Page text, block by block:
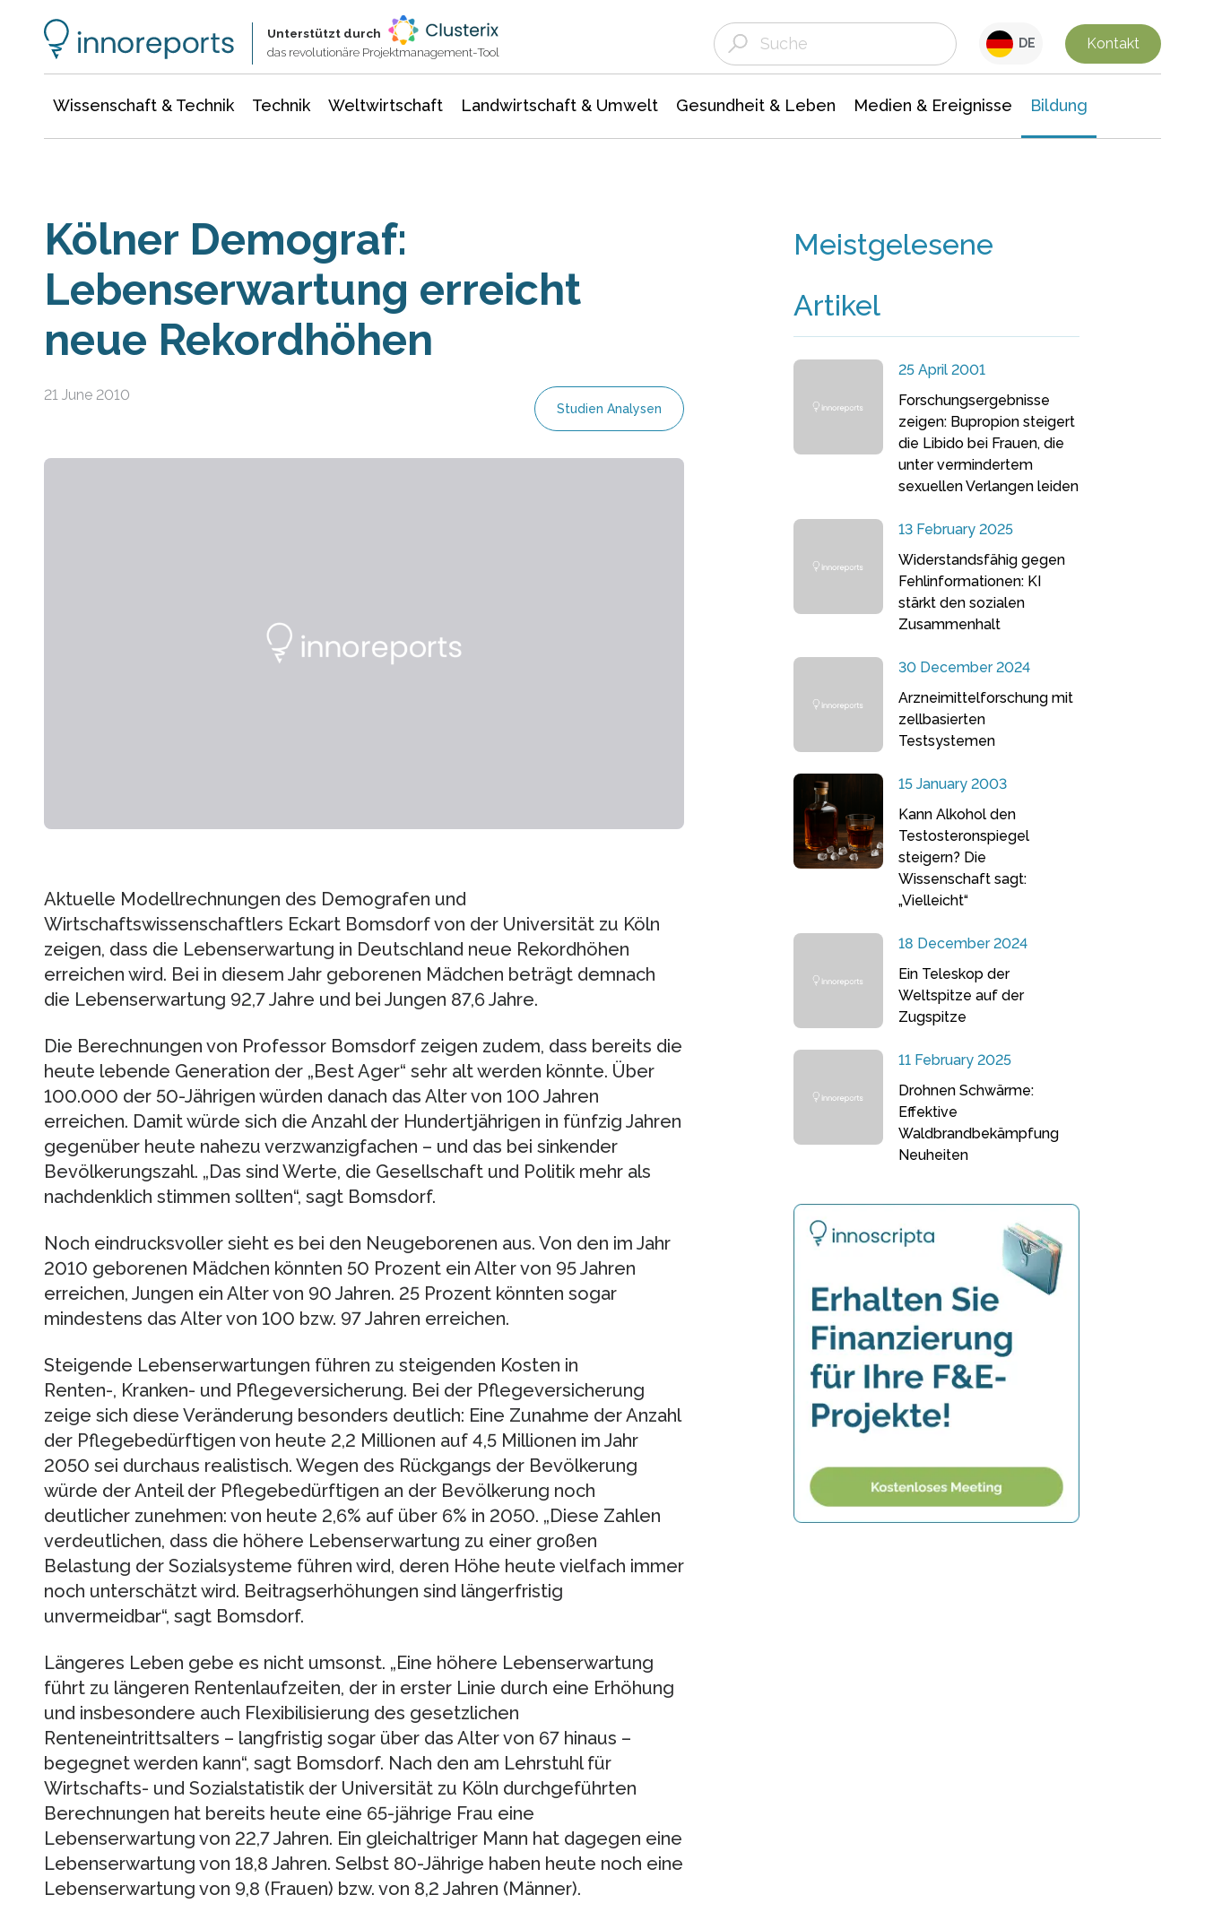
Unterstützt durch
das revolutionäre Projektmanagement-Tool
DE Kontakt
Wissenschaft & Technik Technik Weltwirtschaft Landwirtschaft & Umwelt Gesundheit & Leben Medien & Ereignisse Bildung
Kölner Demograf:
Lebenserwartung erreicht
neue Rekordhöhen
21 June 2010
Studien Analysen
Aktuelle Modellrechnungen des Demografen und
Wirtschaftswissenschaftlers Eckart Bomsdorf von der Universität zu Köln
zeigen, dass die Lebenserwartung in Deutschland neue Rekordhöhen
erreichen wird. Bei in diesem Jahr geborenen Mädchen beträgt demnach
die Lebenserwartung 92,7 Jahre und bei Jungen 87,6 Jahre.
Die Berechnungen von Professor Bomsdorf zeigen zudem, dass bereits die
heute lebende Generation der „Best Ager“ sehr alt werden könnte. Über
100.000 der 50-Jährigen würden danach das Alter von 100 Jahren
erreichen. Damit würde sich die Anzahl der Hundertjährigen in fünfzig Jahren
gegenüber heute nahezu verzwanzigfachen – und das bei sinkender
Bevölkerungszahl. „Das sind Werte, die Gesellschaft und Politik mehr als
nachdenklich stimmen sollten“, sagt Bomsdorf.
Noch eindrucksvoller sieht es bei den Neugeborenen aus. Von den im Jahr
2010 geborenen Mädchen könnten 50 Prozent ein Alter von 95 Jahren
erreichen, Jungen ein Alter von 90 Jahren. 25 Prozent könnten sogar
mindestens das Alter von 100 bzw. 97 Jahren erreichen.
Steigende Lebenserwartungen führen zu steigenden Kosten in
Renten-, Kranken- und Pflegeversicherung. Bei der Pflegeversicherung
zeige sich diese Veränderung besonders deutlich: Eine Zunahme der Anzahl
der Pflegebedürftigen von heute 2,2 Millionen auf 4,5 Millionen im Jahr
2050 sei durchaus realistisch. Wegen des Rückgangs der Bevölkerung
würde der Anteil der Pflegebedürftigen an der Bevölkerung noch
deutlicher zunehmen: von heute 2,6% auf über 6% in 2050. „Diese Zahlen
verdeutlichen, dass die höhere Lebenserwartung zu einer großen
Belastung der Sozialsysteme führen wird, deren Höhe heute vielfach immer
noch unterschätzt wird. Beitragserhöhungen sind längerfristig
unvermeidbar“, sagt Bomsdorf.
Längeres Leben gebe es nicht umsonst. „Eine höhere Lebenserwartung
führt zu längeren Rentenlaufzeiten, der in erster Linie durch eine Erhöhung
und insbesondere auch Flexibilisierung des gesetzlichen
Renteneintrittsalters – langfristig sogar über das Alter von 67 hinaus –
begegnet werden kann“, sagt Bomsdorf. Nach den am Lehrstuhl für
Wirtschafts- und Sozialstatistik der Universität zu Köln durchgeführten
Berechnungen hat bereits heute eine 65-jährige Frau eine
Lebenserwartung von 22,7 Jahren. Ein gleichaltriger Mann hat dagegen eine
Lebenserwartung von 18,8 Jahren. Selbst 80-Jährige haben heute noch eine
Lebenserwartung von 9,8 (Frauen) bzw. von 8,2 Jahren (Männer).
Meistgelesene
Artikel
25 April 2001
Forschungsergebnisse
zeigen: Bupropion steigert
die Libido bei Frauen, die
unter vermindertem
sexuellen Verlangen leiden
13 February 2025
Widerstandsfähig gegen
Fehlinformationen: KI
stärkt den sozialen
Zusammenhalt
30 December 2024
Arzneimittelforschung mit
zellbasierten
Testsystemen
15 January 2003
Kann Alkohol den
Testosteronspiegel
steigern? Die
Wissenschaft sagt:
„Vielleicht“
18 December 2024
Ein Teleskop der
Weltspitze auf der
Zugspitze
11 February 2025
Drohnen Schwärme:
Effektive
Waldbrandbekämpfung
Neuheiten